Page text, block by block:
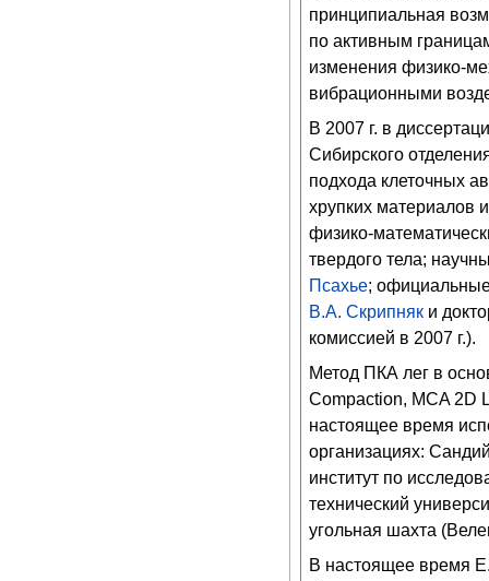
принципиальная
по активным
изменения физико-
вибрационными
В 2007 г. в
Сибирского
подхода клеточных
хрупких материалов
физико-
твердого тела;
Псахье;
В.А. Скрипняки
комиссией в 2007 г.).
Метод ПКА лег в
Compaction, MCA 2D
настоящее время
организациях:
институт по
технический
угольная шахта
В настоящее время